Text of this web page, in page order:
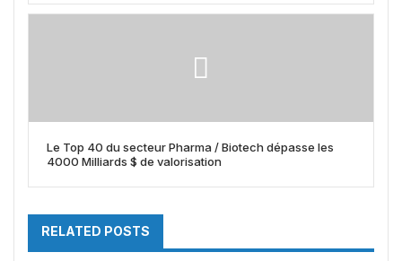
Le Top 40 du secteur Pharma / Biotech dépasse les
4000 Milliards $ de valorisation
RELATED POSTS